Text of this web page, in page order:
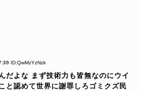
ID:QwMzYzNzk
だよな まず技術力も皆無なのにウイ
と認めて世界に謝罪しろゴミクズ民